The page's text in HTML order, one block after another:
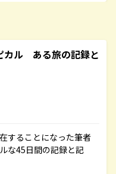
カル ある旅の記録と
することになった筆者
な45日間の記録と記